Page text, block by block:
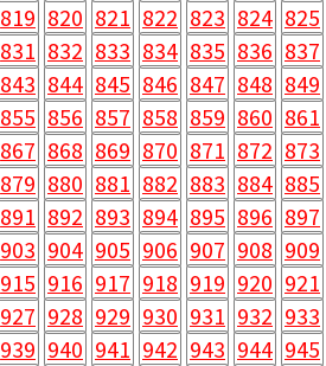
819 820 821 822 823 824 825
831 832 833 834 835 836 837
843 844 845 846 847 848 849
855 856 857 858 859 860 861
867 868 869 870 871 872 873
879 880 881 882 883 884 885
891 892 893 894 895 896 897
903 904 905 906 907 908 909
915 916 917 918 919 920 921
927 928 929 930 931 932 933
939 940 941 942 943 944 945